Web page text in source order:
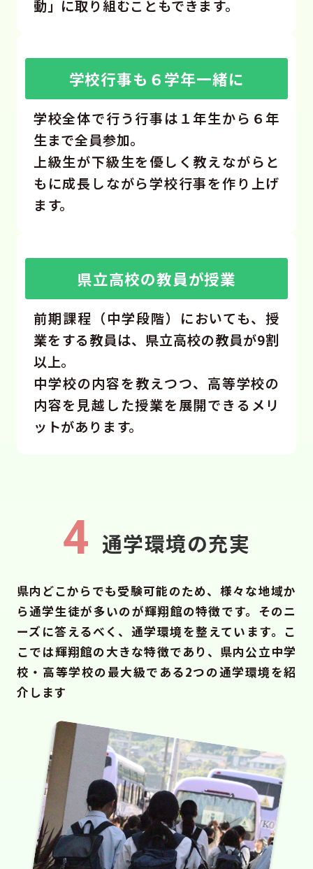
動」に取り組むこともできます。
学校行事も６学年一緒に
学校全体で行う行事は１年生から６年
生まで全員参加。
上級生が下級生を優しく教えながらと
もに成長しながら学校行事を作り上げ
ます。
県立高校の教員が授業
前期課程（中学段階）においても、授
業をする教員は、県立高校の教員が9割
以上。
中学校の内容を教えつつ、高等学校の
内容を見越した授業を展開できるメリ
ットがあります。
4 通学環境の充実
県内どこからでも受験可能のため、様々な地域か
ら通学生徒が多いのが輝翔館の特徴です。そのニ
ーズに答えるべく、通学環境を整えています。こ
こでは輝翔館の大きな特徴であり、県内公立中学
校・高等学校の最大級である2つの通学環境を紹
介します